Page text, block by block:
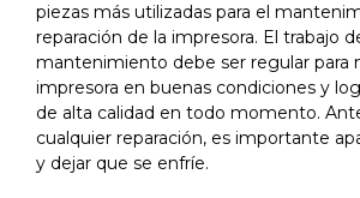
piezas más utilizadas para el
reparación de la impresora. El trabajo
mantenimiento debe ser regular para
impresora en buenas condiciones y
de alta calidad en todo momento.
cualquier reparación, es importante
y dejar que se enfríe.